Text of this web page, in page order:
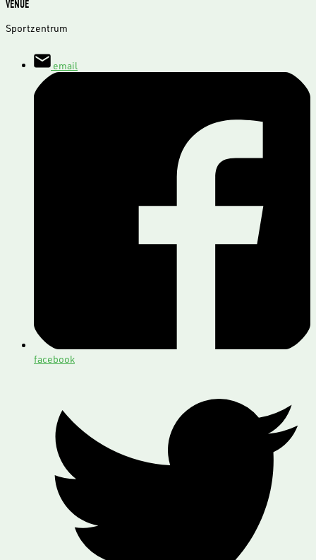
VENUE
Sportzentrum
email
facebook